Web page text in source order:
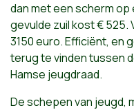
dan met een scherm op
gevulde zuil kost € 525.
3150 euro. Efficiënt, en
terug te vinden tussen
Hamse jeugdraad.
De schepen van jeugd,